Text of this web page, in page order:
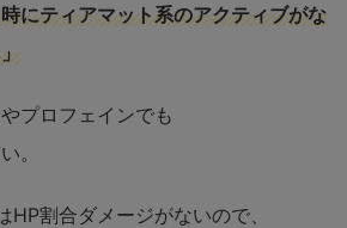
にティアマット系のアクティブがな
プロフェインでも
。
割合ダメージがないので、